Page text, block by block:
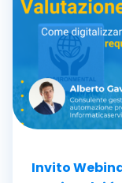
Invito